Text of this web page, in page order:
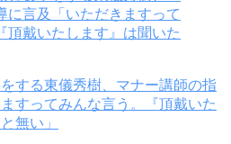
をする東儀秀樹、マナー講師の指
すってみんな言う。『頂戴いた
無い」